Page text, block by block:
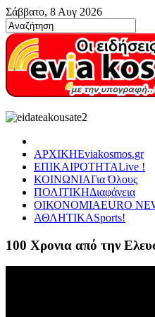
Σάββατο, 8 Αυγ 2026
ΑΡΧΙΚΗEviakosmos.gr
ΕΠΙΚΑΙΡΟΤΗΤΑLive !
ΚΟΙΝΩΝΙΑΓια Όλους
ΠΟΛΙΤΙΚΗΔιαφάνεια
ΟΙΚΟΝΟΜΙΑEURO
ΑΘΛΗΤΙΚΑSports!
100 Χρονια από την